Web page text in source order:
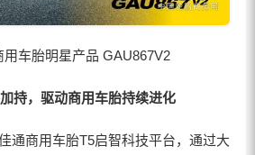
胎明星产品 GAU867V2
持，驱动商用车胎持续进化
商用车胎T5启智科技平台，通过大